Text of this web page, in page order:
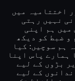
اختتامیہ میں
نہیں رہتی
میں ہم اپنی
و ضبط کو دیکھ
ہم سوچیں: کیا
ہمارے پاس اپنا
بڑوں کے لیے
کے لیے